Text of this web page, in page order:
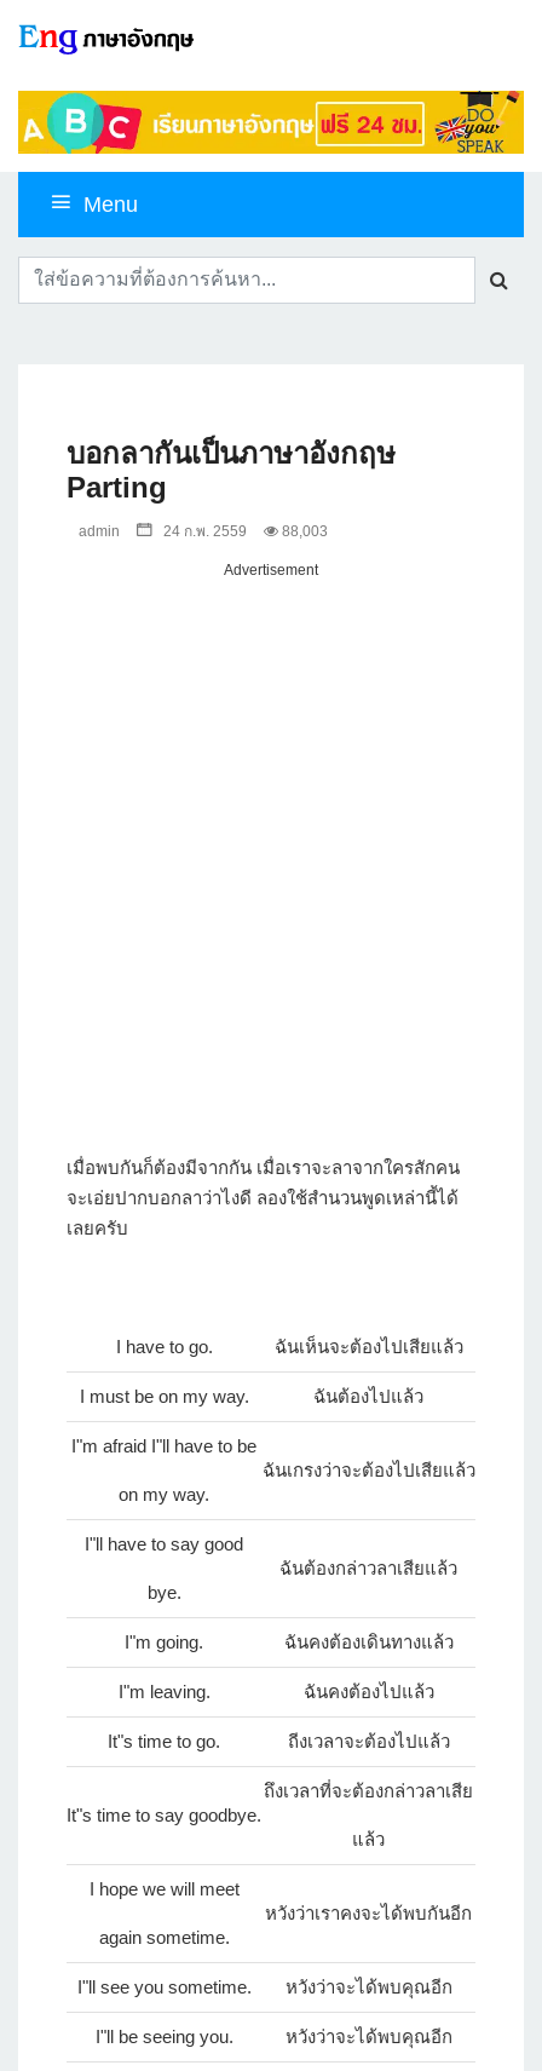
Menu
บอกลากันเป็นภาษาอังกฤษ
Parting
admin 24 ก.พ. 2559 88,003
Advertisement
เมื่อพบกันก็ต้องมีจากกัน เมื่อเราจะลาจากใครสักคน
จะเอ่ยปากบอกลาว่าไงดี ลองใช้สำนวนพูดเหล่านี้ได้
เลยครับ
I have to go. ฉันเห็นจะต้องไปเสียแล้ว
I must be on my way. ฉันต้องไปแล้ว
I"m afraid I"ll have to be
on my way.
ฉันเกรงว่าจะต้องไปเสียแล้ว
I"ll have to say good
bye.
ฉันต้องกล่าวลาเสียแล้ว
I"m going. ฉันคงต้องเดินทางแล้ว
I"m leaving. ฉันคงต้องไปแล้ว
It"s time to go. ถีงเวลาจะต้องไปแล้ว
It"s time to say goodbye.
ถึงเวลาที่จะต้องกล่าวลาเสีย
แล้ว
I hope we will meet
again sometime.
หวังว่าเราคงจะได้พบกันอีก
I"ll see you sometime. หวังว่าจะได้พบคุณอีก
I"ll be seeing you. หวังว่าจะได้พบคุณอีก